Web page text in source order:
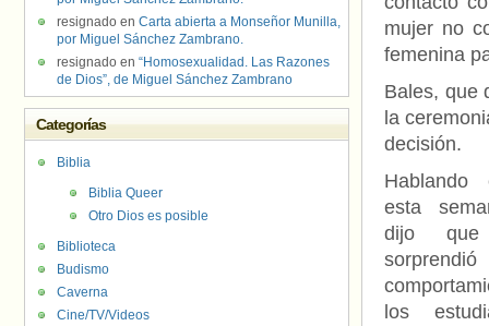
mujer no
femenina
Bales, que
la
decisión.
Hablando
esta
dijo
los
resignado en Carta abierta a Monseñor Munilla,
por Miguel Sánchez Zambrano.
resignado en “Homosexualidad. Las Razones
de Dios”, de Miguel Sánchez Zambrano
Categorías
Biblia
Biblia Queer
Otro Dios es posible
Biblioteca
Budismo
Caverna
Cine/TV/Videos